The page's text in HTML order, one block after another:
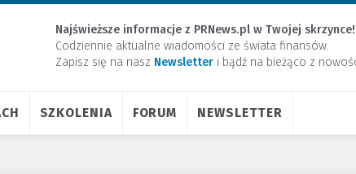
Najświeższe informacje z PRNews.pl w Twojej skrzynce!
Codziennie aktualne wiadomości ze świata finansów.
Zapisz się na nasz Newsletter ​i bądź na bieżąco z
SZKOLENIA FORUM NEWSLETTER